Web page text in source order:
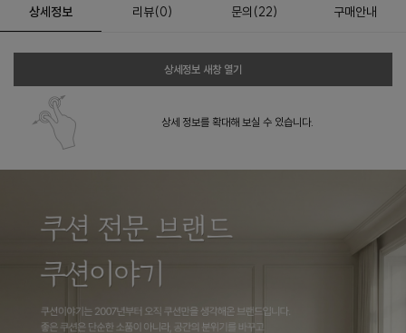
상세정보 리뷰(0) 문의 (22) 구매안내
상세정보 새창 열기
상세 정보를 확대해 보실 수 있습니다.